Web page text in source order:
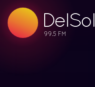
DelSol
99.5 FM